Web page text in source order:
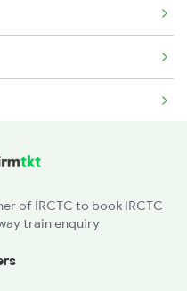
of IRCTC to book IRCTC
train enquiry